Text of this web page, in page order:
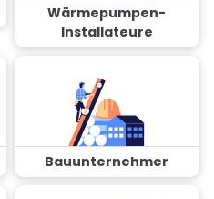
Wärmepumpen-
Installateure
Bauunternehmer